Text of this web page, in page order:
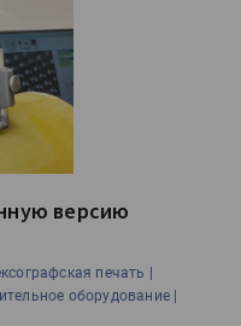
версию
печать |
оборудование |